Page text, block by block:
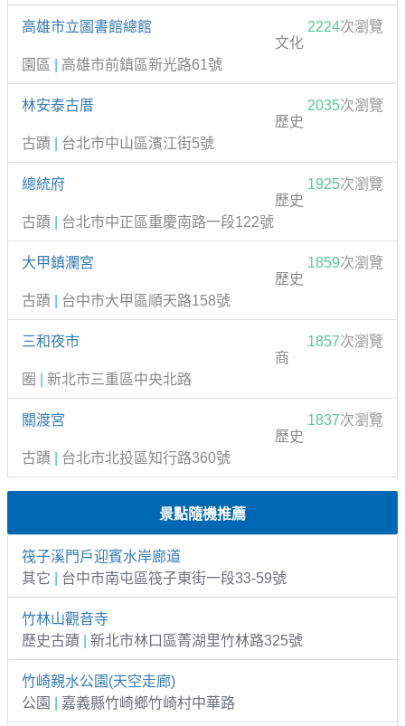
高雄市立圖書館總館 2224次瀏覽
文化
園區
高雄市前鎮區新光路61號
林安泰古厝 2035次瀏覽
歷史
古蹟
台北市中山區濱江街5號
總統府 1925次瀏覽
歷史
古蹟
台北市中正區重慶南路一段122號
大甲鎮瀾宮 1859次瀏覽
歷史
古蹟
台中市大甲區順天路158號
三和夜市 1857次瀏覽
商
圈
新北市三重區中央北路
關渡宮 1837次瀏覽
歷史
古蹟
台北市北投區知行路360號
景點隨機推薦
筏子溪門戶迎賓水岸廊道
其它
台中市南屯區筏子東街一段33-59號
竹林山觀音寺
歷史古蹟
新北市林口區菁湖里竹林路325號
竹崎親水公園(天空走廊)
公園
嘉義縣竹崎鄉竹崎村中華路